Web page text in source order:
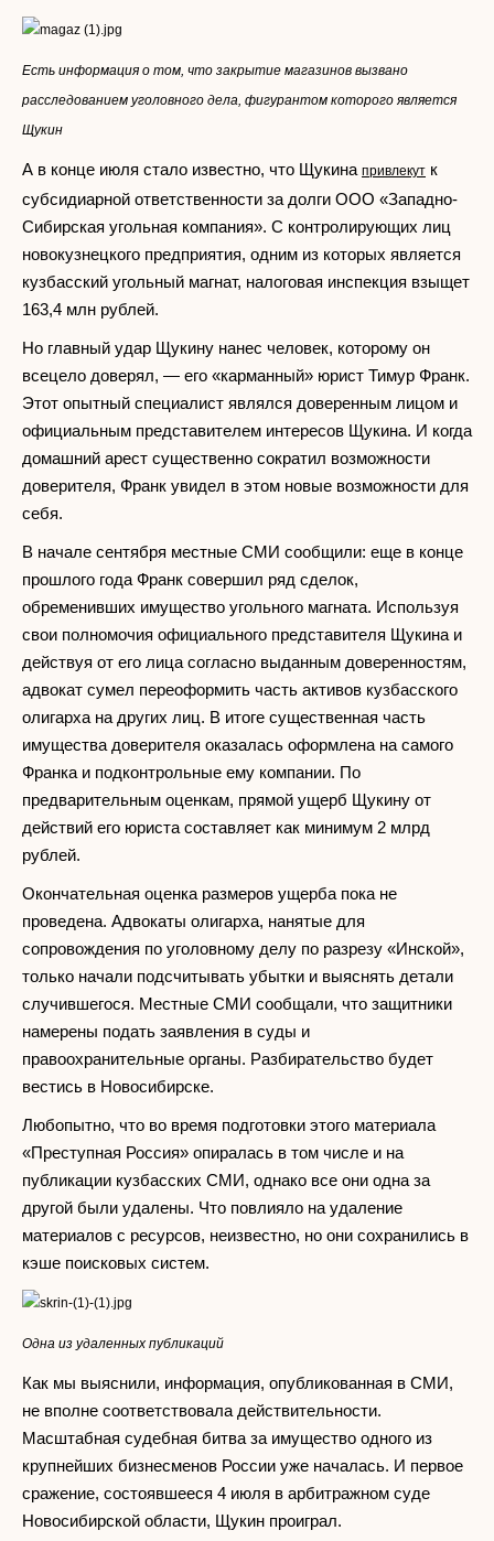
Есть информация о том, что закрытие магазинов вызвано
расследованием уголовного дела, фигурантом которого является
Щукин
А в конце июля стало известно, что Щукина привлекут к
субсидиарной ответственности за долги ООО «Западно-
Сибирская угольная компания». С контролирующих лиц
новокузнецкого предприятия, одним из которых является
кузбасский угольный магнат, налоговая инспекция взыщет
163,4 млн рублей.
Но главный удар Щукину нанес человек, которому он
всецело доверял, — его «карманный» юрист Тимур Франк.
Этот опытный специалист являлся доверенным лицом и
официальным представителем интересов Щукина. И когда
домашний арест существенно сократил возможности
доверителя, Франк увидел в этом новые возможности для
себя.
В начале сентября местные СМИ сообщили: еще в конце
прошлого года Франк совершил ряд сделок,
обременивших имущество угольного магната. Используя
свои полномочия официального представителя Щукина и
действуя от его лица согласно выданным доверенностям,
адвокат сумел переоформить часть активов кузбасского
олигарха на других лиц. В итоге существенная часть
имущества доверителя оказалась оформлена на самого
Франка и подконтрольные ему компании. По
предварительным оценкам, прямой ущерб Щукину от
действий его юриста составляет как минимум 2 млрд
рублей.
Окончательная оценка размеров ущерба пока не
проведена. Адвокаты олигарха, нанятые для
сопровождения по уголовному делу по разрезу «Инской»,
только начали подсчитывать убытки и выяснять детали
случившегося. Местные СМИ сообщали, что защитники
намерены подать заявления в суды и
правоохранительные органы. Разбирательство будет
вестись в Новосибирске.
Любопытно, что во время подготовки этого материала
«Преступная Россия» опиралась в том числе и на
публикации кузбасских СМИ, однако все они одна за
другой были удалены. Что повлияло на удаление
материалов с ресурсов, неизвестно, но они сохранились в
кэше поисковых систем.
Одна из удаленных публикаций
Как мы выяснили, информация, опубликованная в СМИ,
не вполне соответствовала действительности.
Масштабная судебная битва за имущество одного из
крупнейших бизнесменов России уже началась. И первое
сражение, состоявшееся 4 июля в арбитражном суде
Новосибирской области, Щукин проиграл.